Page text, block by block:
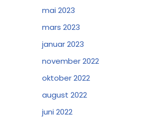
mai 2023
mars 2023
januar 2023
november 2022
oktober 2022
august 2022
juni 2022